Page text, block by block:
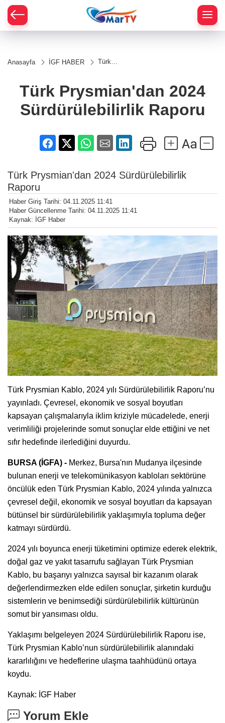
Anasayfa İGF HABER
Türk
Sürdürülebilirlik
Raporu
Türk Prysmian'dan 2024
Sürdürülebilirlik Raporu
Türk Prysmian'dan 2024 Sürdürülebilirlik
Raporu
Haber Giriş Tarihi: 04.11.2025 11:41
Haber Güncellenme Tarihi: 04.11.2025 11:41
Kaynak: İGF Haber
Türk Prysmian Kablo, 2024 yılı Sürdürülebilirlik Raporu’nu
yayınladı. Çevresel, ekonomik ve sosyal boyutları
kapsayan çalışmalarıyla iklim kriziyle mücadelede, enerji
verimliliği projelerinde somut sonuçlar elde ettiğini ve net
sıfır hedefinde ilerlediğini duyurdu.
BURSA (İGFA) - Merkez, Bursa'nın Mudanya ilçesinde
bulunan enerji ve telekomünikasyon kabloları sektörüne
öncülük eden Türk Prysmian Kablo, 2024 yılında yalnızca
çevresel değil, ekonomik ve sosyal boyutları da kapsayan
bütünsel bir sürdürülebilirlik yaklaşımıyla topluma değer
katmayı sürdürdü.
2024 yılı boyunca enerji tüketimini optimize ederek elektrik,
doğal gaz ve yakıt tasarrufu sağlayan Türk Prysmian
Kablo, bu başarıyı yalnızca sayısal bir kazanım olarak
değerlendirmezken elde edilen sonuçlar, şirketin kurduğu
sistemlerin ve benimsediği sürdürülebilirlik kültürünün
somut bir yansıması oldu.
Yaklaşımı belgeleyen 2024 Sürdürülebilirlik Raporu ise,
Türk Prysmian Kablo’nun sürdürülebilirlik alanındaki
kararlılığını ve hedeflerine ulaşma taahhüdünü ortaya
koydu.
Kaynak: İGF Haber
Yorum Ekle